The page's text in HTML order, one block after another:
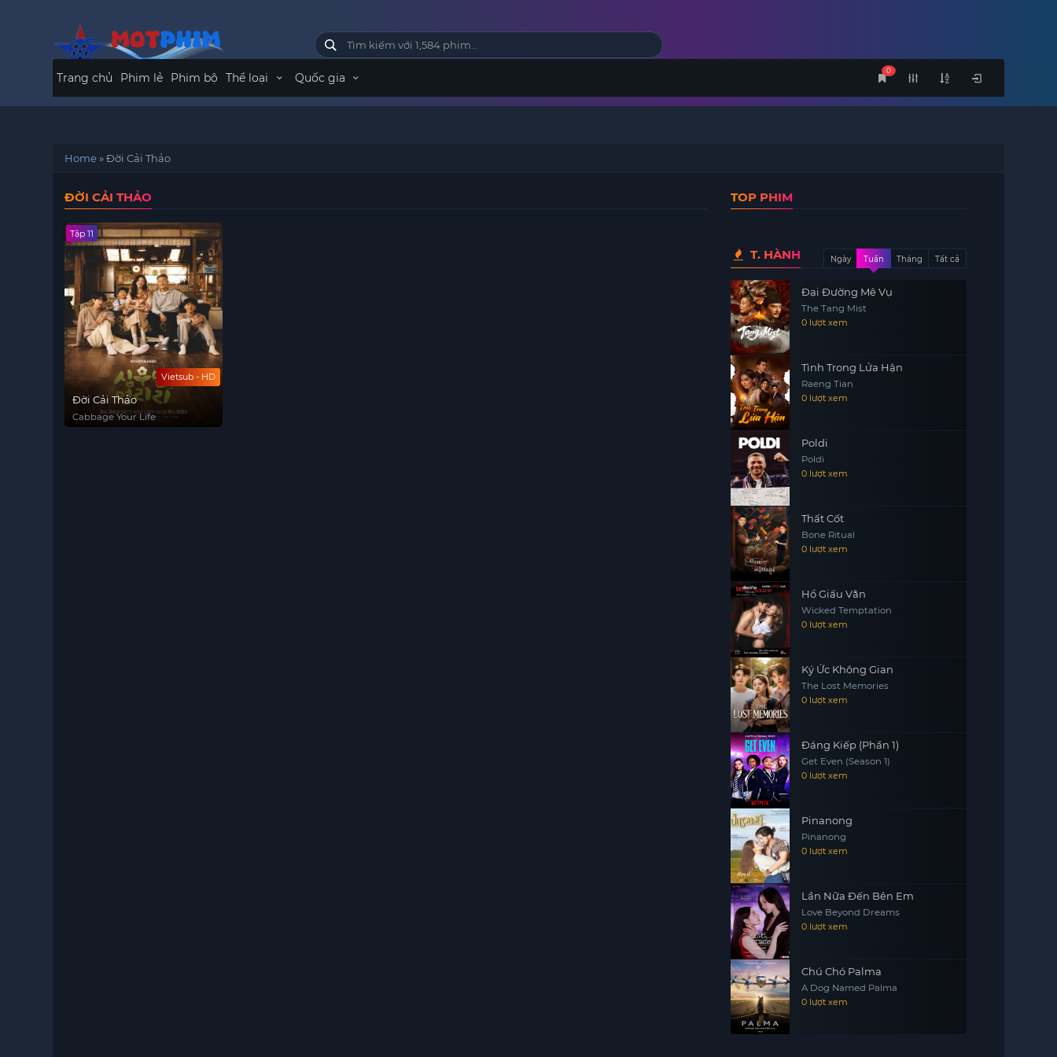
0
Trang chủ Phim lẻ Phim bộ Thể loại Quốc gia
Home»Đời Cải Thảo
ĐỜI CẢI THẢO
Vietsub - HD
Tập 11
Đời Cải Thảo
Cabbage Your Life
TOP PHIM
T. HÀNH Ngày Tuần Tháng Tất cả
Đại Đường Mê Vụ
The Tang Mist
0 lượt xem
Tình Trong Lửa Hận
Raeng Tian
0 lượt xem
Poldi
Poldi
0 lượt xem
Thất Cốt
Bone Ritual
0 lượt xem
Hổ Giấu Vằn
Wicked Temptation
0 lượt xem
Ký Ức Không Gian
The Lost Memories
0 lượt xem
Đáng Kiếp (Phần 1)
Get Even (Season 1)
0 lượt xem
Pinanong
Pinanong
0 lượt xem
Lần Nữa Đến Bên Em
Love Beyond Dreams
0 lượt xem
Chú Chó Palma
A Dog Named Palma
0 lượt xem